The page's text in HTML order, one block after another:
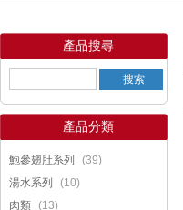
產品搜尋
產品分類
鮑參翅肚系列
(39)
湯水系列
(10)
肉類 (13)